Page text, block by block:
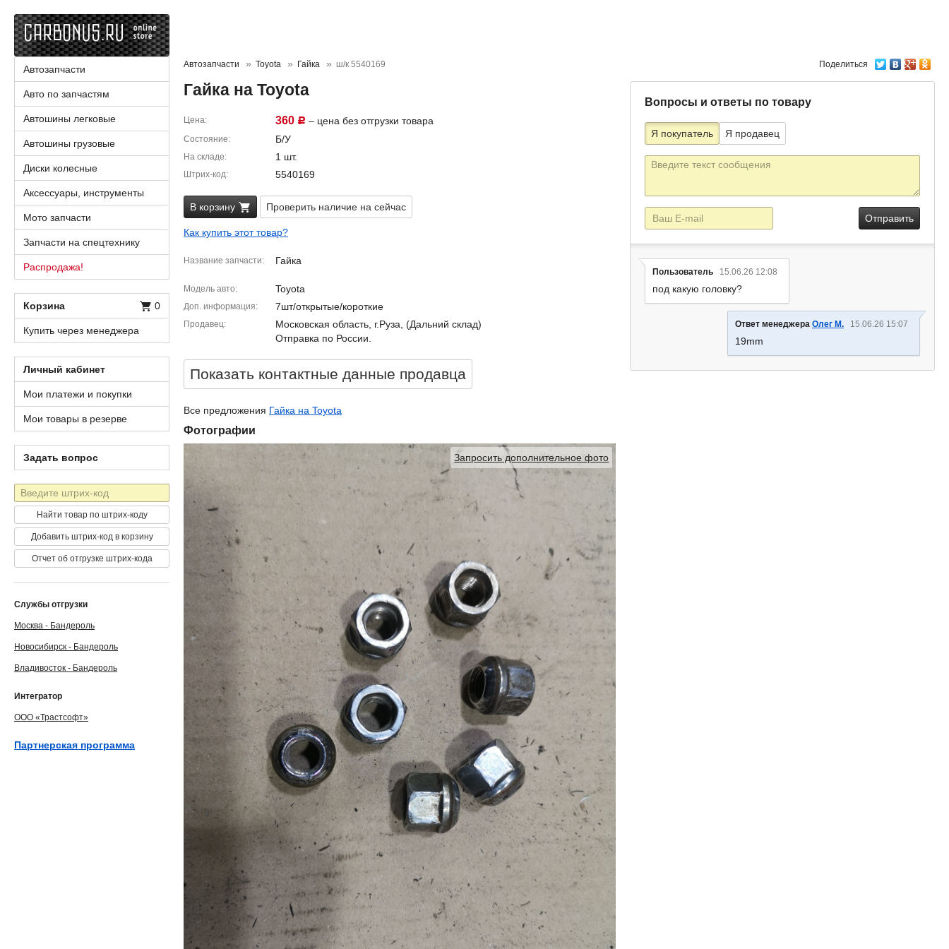
Поделиться
Автозапчасти Toyota Гайка ш/к 5540169
Гайка на Toyota
Цена 360 Р – цена без отгрузки товара
Состояние Б/У
На складе 1 шт.
Штрих-код 5540169
В корзину Проверить наличие на сейчас
Как купить этот товар?
Название запчасти Гайка
Модель авто Toyota
Доп. информация 7шт/открытые/короткие
Продавец
Московская область, г.Руза, (Дальний склад)
Отправка по России.
Показать контактные данные продавцa
Все предложения Гайка на Toyota
Фотографии
Запросить дополнительное фото
Вопросы и ответы по товару
Я покупатель Я продавец
Текст
E-
mail
Пользователь 15.06.26 12:08
под какую головку?
Ответ менеджера Олег М. 15.06.26 15:07
19mm
Автозапчасти
Авто по запчастям
Автошины легковые
Автошины грузовые
Диски колесные
Аксессуары, инструменты
Мото запчасти
Запчасти на спецтехнику
Распродажа!
Корзина 0
Купить через менеджера
Личный кабинет
Мои платежи и покупки
Мои товары в резерве
Задать вопрос
Штрих-
код
Найти товар по штрих-коду
Добавить штрих-код в корзину
Отчет об отгрузке штрих-кода
Службы отгрузки
Москва - Бандероль
Новосибирск - Бандероль
Владивосток - Бандероль
Интегратор
ООО «Трастсофт»
Партнерская программа